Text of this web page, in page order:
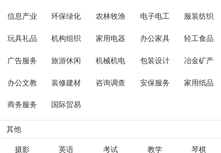
信息产业 环保绿化 农林牧渔 电子电工 服装纺织
玩具礼品 机构组织 家用电器 办公家具 轻工食品
广告服务 旅游休闲 机械机电 包装设计 冶金矿产
办公文教 装修建材 咨询调查 安保服务 家用纸品
商务服务 国际贸易
其他
摄影 英语 考试 教学 琴棋